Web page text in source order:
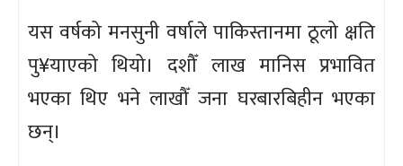
यस वर्षको मनसुनी वर्षाले पाकिस्तानमा ठूलो क्षति
पु¥याएको थियो। दशौँ लाख मानिस प्रभावित
भएका थिए भने लाखौँ जना घरबारबिहीन भएका
छन्।